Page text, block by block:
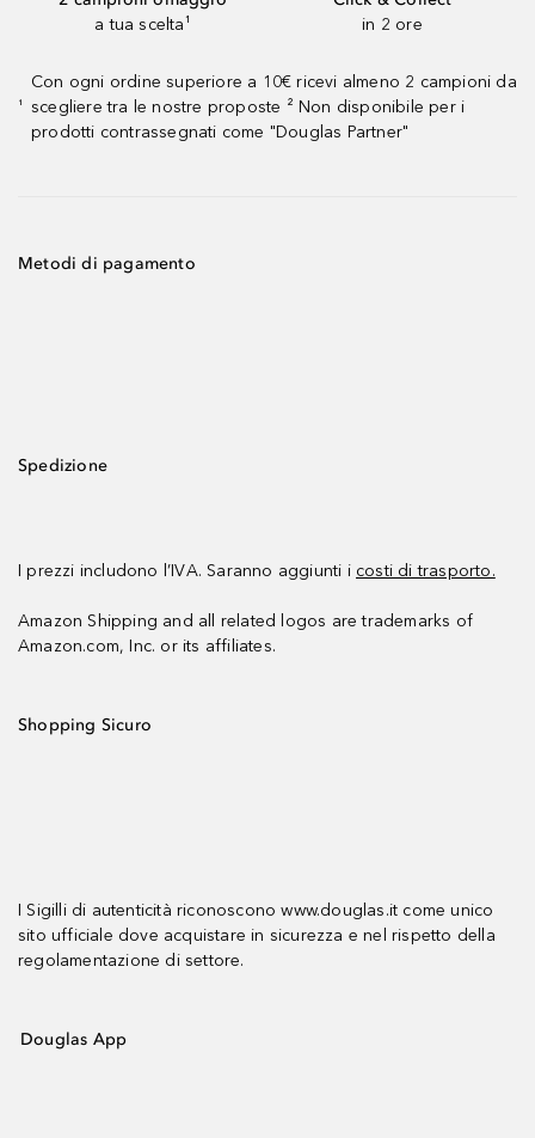
a tua scelta¹
in 2 ore
¹
Con ogni ordine superiore a 10€ ricevi almeno 2 campioni da
scegliere tra le nostre proposte ² Non disponibile per i
prodotti contrassegnati come "Douglas Partner"
Metodi di pagamento
Spedizione
I prezzi includono l’IVA. Saranno aggiunti i costi di trasporto.
Amazon Shipping and all related logos are trademarks of
Amazon.com, Inc. or its affiliates.
Shopping Sicuro
I Sigilli di autenticità riconoscono www.douglas.it come unico
sito ufficiale dove acquistare in sicurezza e nel rispetto della
regolamentazione di settore.
Douglas App